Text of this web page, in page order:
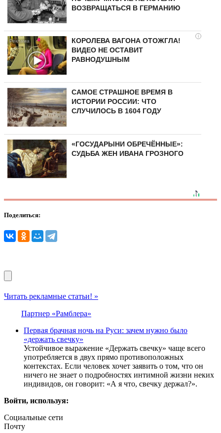
ВОЗВРАЩАТЬСЯ В ГЕРМАНИЮ
i
КОРОЛЕВА ВАГОНА ОТОЖГЛА!
ВИДЕО НЕ ОСТАВИТ
РАВНОДУШНЫМ
САМОЕ СТРАШНОЕ ВРЕМЯ В
ИСТОРИИ РОССИИ: ЧТО
СЛУЧИЛОСЬ В 1604 ГОДУ
«ГОСУДАРЫНИ ОБРЕЧЁННЫЕ»:
СУДЬБА ЖЕН ИВАНА ГРОЗНОГО
Поделиться:
Читать рекламные статьи! »
Партнер «Рамблера»
Первая брачная ночь на Руси: зачем нужно было
«держать свечку»
Устойчивое выражение «Держать свечку» чаще всего
употребляется в двух прямо противоположных
контекстах. Если человек хочет заявить о том, что он
ничего не знает о подробностях интимной жизни неких
индивидов, он говорит: «А я что, свечку держал?».
Войти, используя:
Социальные сети
Почту